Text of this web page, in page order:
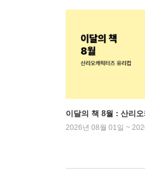
이달의 책 8월 : 산리
2026년 08월 01일 ~